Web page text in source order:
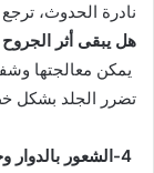
نادرة الحدوث،
هل يبقى أثر
يمكن معالجتها
تضرر الجلد بشكل